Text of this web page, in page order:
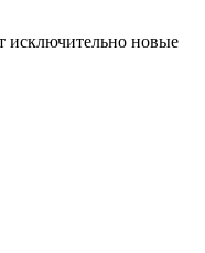
исключительно новые